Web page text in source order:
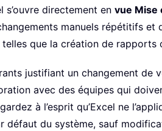
s’ouvre directement en vue Mise
manuels répétitifs
telles que la création de rapports
justifiant un changement de
avec des équipes qui
à l’esprit qu’Excel ne
défaut du système, sauf